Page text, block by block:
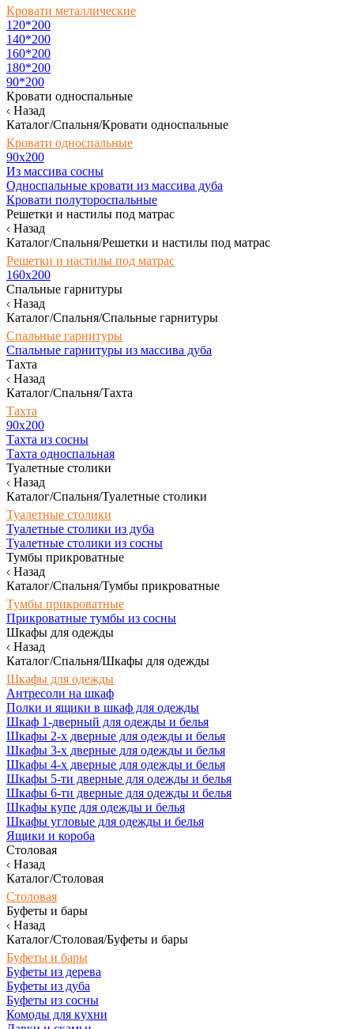
Кровати металлические
120*200
140*200
160*200
180*200
90*200
Кровати односпальные
Назад
Каталог/Спальня/Кровати односпальные
Кровати односпальные
90х200
Из массива сосны
Односпальные кровати из массива дуба
Кровати полутороспальные
Решетки и настилы под матрас
Назад
Каталог/Спальня/Решетки и настилы под матрас
Решетки и настилы под матрас
160х200
Спальные гарнитуры
Назад
Каталог/Спальня/Спальные гарнитуры
Спальные гарнитуры
Спальные гарнитуры из массива дуба
Тахта
Назад
Каталог/Спальня/Тахта
Тахта
90х200
Тахта из сосны
Тахта односпальная
Туалетные столики
Назад
Каталог/Спальня/Туалетные столики
Туалетные столики
Туалетные столики из дуба
Туалетные столики из сосны
Тумбы прикроватные
Назад
Каталог/Спальня/Тумбы прикроватные
Тумбы прикроватные
Прикроватные тумбы из сосны
Шкафы для одежды
Назад
Каталог/Спальня/Шкафы для одежды
Шкафы для одежды
Антресоли на шкаф
Полки и ящики в шкаф для одежды
Шкаф 1-дверный для одежды и белья
Шкафы 2-х дверные для одежды и белья
Шкафы 3-х дверные для одежды и белья
Шкафы 4-х дверные для одежды и белья
Шкафы 5-ти дверные для одежды и белья
Шкафы 6-ти дверные для одежды и белья
Шкафы купе для одежды и белья
Шкафы угловые для одежды и белья
Ящики и короба
Столовая
Назад
Каталог/Столовая
Столовая
Буфеты и бары
Назад
Каталог/Столовая/Буфеты и бары
Буфеты и бары
Буфеты из дерева
Буфеты из дуба
Буфеты из сосны
Комоды для кухни